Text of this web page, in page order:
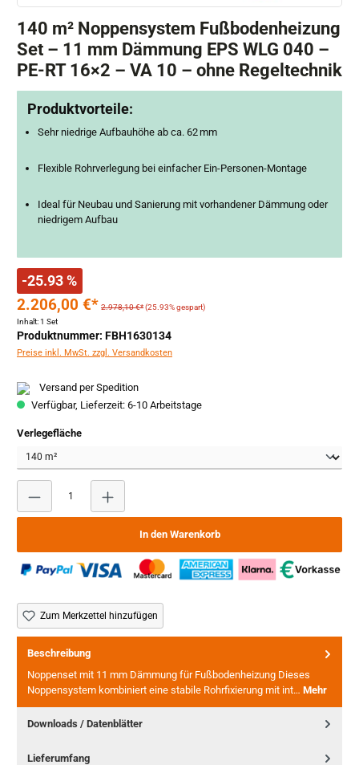
140 m² Noppensystem Fußbodenheizung
Set – 11 mm Dämmung EPS WLG 040 –
PE-RT 16×2 – VA 10 – ohne Regeltechnik
Produktvorteile:
Sehr niedrige Aufbauhöhe ab ca. 62 mm
Flexible Rohrverlegung bei einfacher Ein-Personen-Montage
Ideal für Neubau und Sanierung mit vorhandener Dämmung oder
niedrigem Aufbau
-25.93 %
2.206,00 €* 2.978,10 €*(25.93% gespart)
Inhalt:1 Set
Produktnummer: FBH1630134
Preise inkl. MwSt. zzgl. Versandkosten
Versand per Spedition
Verfügbar, Lieferzeit: 6-10 Arbeitstage
Verlegeflächeauswählen
Produkt Anzahl: Gib den gewünschten Wert ein oder
In den Warenkorb
Zum Merkzettel hinzufügen
Beschreibung
Noppenset mit 11 mm Dämmung für Fußbodenheizung Dieses
Noppensystem kombiniert eine stabile Rohrfixierung mit int… Mehr
Downloads / Datenblätter
Lieferumfang